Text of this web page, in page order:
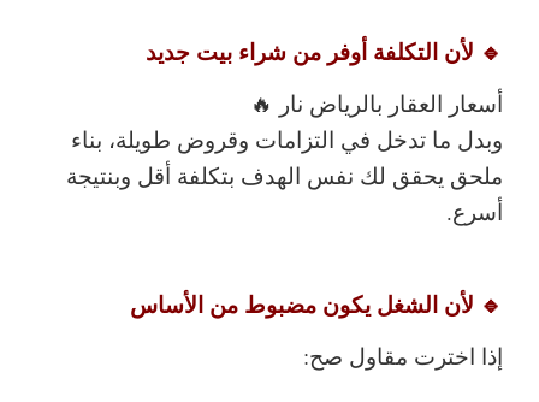
🔹 لأن التكلفة أوفر من شراء بيت جديد
أسعار العقار بالرياض نار 🔥
وبدل ما تدخل في التزامات وقروض طويلة، بناء
ملحق يحقق لك نفس الهدف بتكلفة أقل وبنتيجة
أسرع.
🔹 لأن الشغل يكون مضبوط من الأساس
إذا اخترت مقاول صح: